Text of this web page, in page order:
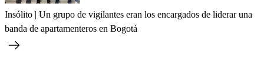
Insólito | Un grupo de vigilantes eran los encargados de liderar una
banda de apartamenteros en Bogotá